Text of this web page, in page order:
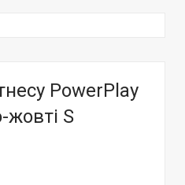
PowerPlay
жовті S